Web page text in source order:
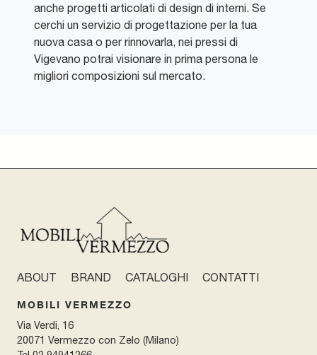
anche progetti articolati di design di interni. Se
cerchi un servizio di progettazione per la tua
nuova casa o per rinnovarla, nei pressi di
Vigevano potrai visionare in prima persona le
migliori composizioni sul mercato.
ABOUT BRAND CATALOGHI CONTATTI
MOBILI VERMEZZO
Via Verdi, 16
20071 Vermezzo con Zelo (Milano)